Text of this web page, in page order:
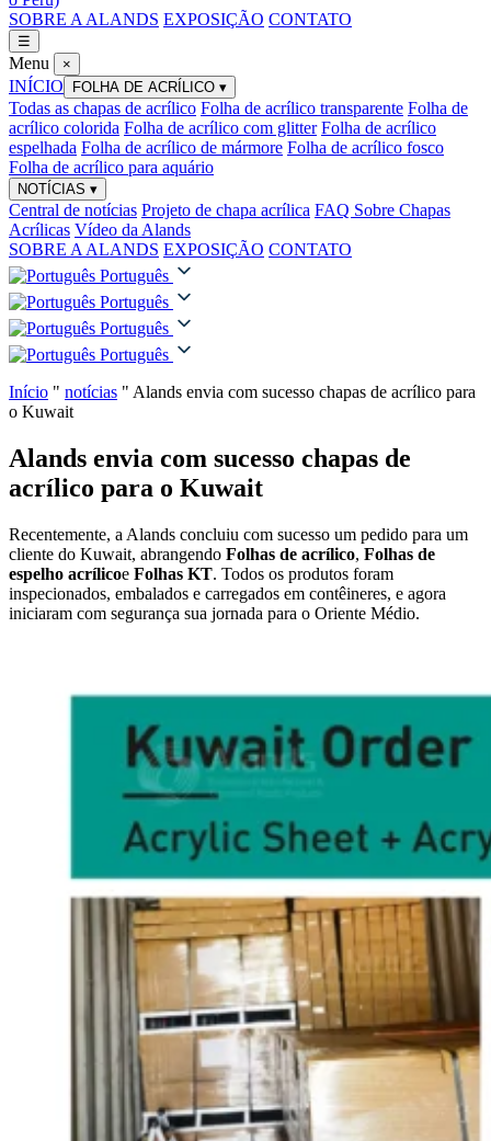
SOBRE A ALANDS EXPOSIÇÃO CONTATO
☰
Menu ×
INÍCIO FOLHA DE ACRÍLICO ▾
Todas as chapas de acrílico Folha de acrílico transparente Folha de
acrílico colorida Folha de acrílico com glitter Folha de acrílico
espelhada Folha de acrílico de mármore Folha de acrílico fosco
Folha de acrílico para aquário
NOTÍCIAS ▾
Central de notícias Projeto de chapa acrílica FAQ Sobre Chapas
Acrílicas Vídeo da Alands
SOBRE A ALANDS EXPOSIÇÃO CONTATO
Português
Português
Português
Português
Início " notícias " Alands envia com sucesso chapas de acrílico para
o Kuwait
Alands envia com sucesso chapas de
acrílico para o Kuwait
Recentemente, a Alands concluiu com sucesso um pedido para um
cliente do Kuwait, abrangendo Folhas de acrílico, Folhas de
espelho acrílicoe Folhas KT. Todos os produtos foram
inspecionados, embalados e carregados em contêineres, e agora
iniciaram com segurança sua jornada para o Oriente Médio.